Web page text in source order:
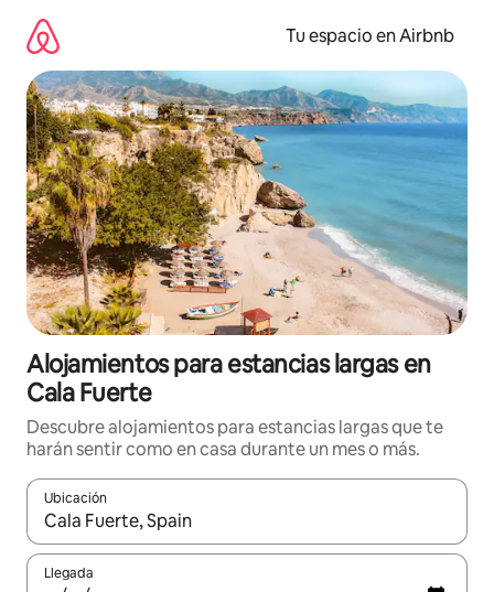
contenido
Tu espacio en Airbnb
Alojamientos para estancias largas en
Cala Fuerte
Descubre alojamientos para estancias largas que te
harán sentir como en casa durante un mes o más.
Ubicación
Cuando los resultados estén disponibles, podrás navegar
Llegada